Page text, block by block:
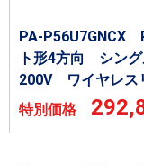
PA-P56U7GNCX
ト形4方向 シン
200V ワイヤレス
特別価格